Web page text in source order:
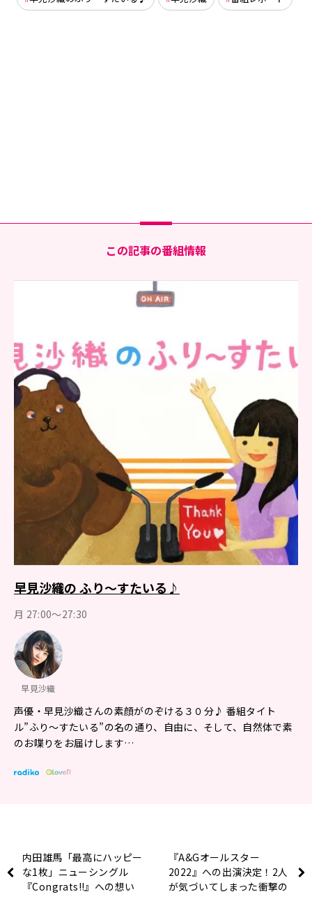
この記事の番組情報
早見沙織の ふり～すたいる♪
月 27:00～27:30
早見沙織
声優・早見沙織さんの素顔がのぞける３０分♪ 番組タイト
ル”ふり〜すたいる”の名の通り、自由に、そして、自然体で素
のお喋りをお届けします…
内田雄馬「最高にハッピー
な1枚」ニューシングル
『Congrats!!』への想い
『A&Gオールスター
2022』への出演決定！2人
が気づいてしまった衝撃の